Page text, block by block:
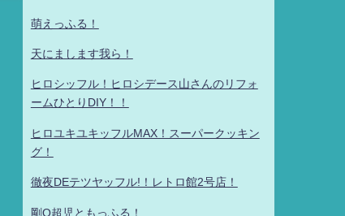
萌えっふる！
天にまします我ら！
ヒロシッフル！ヒロシデース山さんのリフォ
ームひとりDIY！！
ヒロユキユキッフルMAX！スーパークッキン
グ！
徹夜DEテツヤッフル!！レトロ館2号店！
剛Q超児ともっふる！